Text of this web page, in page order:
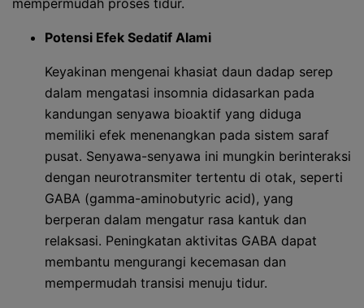
mempermudah proses tidur.
Potensi Efek Sedatif Alami
Keyakinan mengenai khasiat daun dadap serep
dalam mengatasi insomnia didasarkan pada
kandungan senyawa bioaktif yang diduga
memiliki efek menenangkan pada sistem saraf
pusat. Senyawa-senyawa ini mungkin berinteraksi
dengan neurotransmiter tertentu di otak, seperti
GABA (gamma-aminobutyric acid), yang
berperan dalam mengatur rasa kantuk dan
relaksasi. Peningkatan aktivitas GABA dapat
membantu mengurangi kecemasan dan
mempermudah transisi menuju tidur.